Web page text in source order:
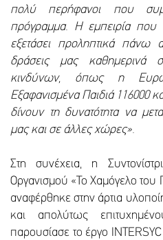
πολύ περήφανοι που
πρόγραμμα. Η εμπειρία που
εξετάσει προληπτικά πάνω
δράσεις μας καθημερινά
κινδύνων, όπως η
Εξαφανισμένα Παιδιά 116000
δίνουν τη δυνατότητα να
μας και σε άλλες χώρες».
Στη συνέχεια, η
Οργανισμού «Το Χαμόγελο
αναφέρθηκε στην άρτια
και απολύτως
παρουσίασε το έργο